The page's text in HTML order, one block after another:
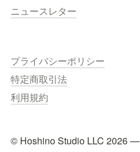
ニュースレター
プライバシーポリシー
特定商取引法
利用規約
© Hoshino Studio LLC 2026 —